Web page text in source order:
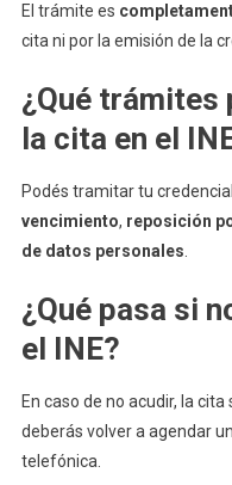
El trámite es
cita ni por la emisión de la
¿Qué trámites
la cita en el
Podés tramitar tu
vencimiento, reposición
de datos personales
¿Qué pasa si
el INE?
En caso de no acudir, la
deberás volver a agendar
telefónica.